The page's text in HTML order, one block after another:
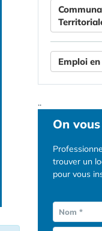
Emploi
..
On
trouver un
pour vous
Nom *